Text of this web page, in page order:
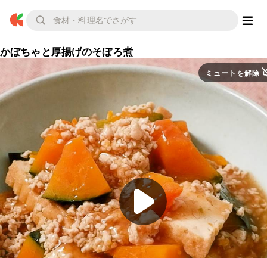
かぼちゃと厚揚げのそぼろ煮
ミュートを解除